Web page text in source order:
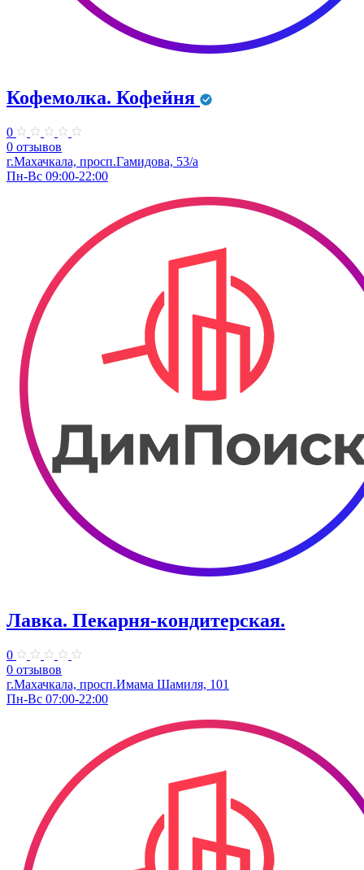
Кофемолка. Кофейня
0
0 отзывов
г.Махачкала, ​просп.Гамидова, 53/а
Пн-Вс 09:00-22:00
Лавка. Пекарня-кондитерская.
0
0 отзывов
г.Махачкала, просп.Имама Шамиля, 101
Пн-Вс 07:00-22:00